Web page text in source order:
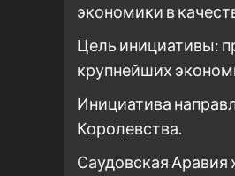
экономики в
Цель инициативы:
крупнейших
Инициатива
Королевства.
Саудовская Аравия